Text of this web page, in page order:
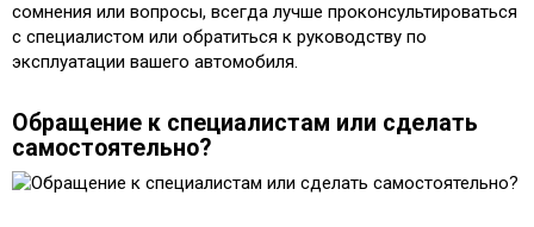
сомнения или вопросы, всегда лучше проконсультироваться
с специалистом или обратиться к руководству по
эксплуатации вашего автомобиля.
Обращение к специалистам или сделать
самостоятельно?